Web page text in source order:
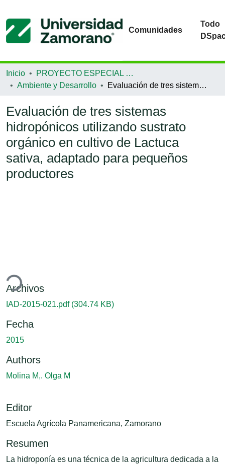
Comunidades
Todo
Inicio
PROYECTO ESPECIAL DE GRADUACIÓN
Ambiente y Desarrollo
Evaluación de tres sistemas hidropónicos utilizando sustrato orgánico en cultivo de Lactuca sativa, adaptado para pequeños productores
Evaluación de tres sistemas
hidropónicos utilizando sustrato
orgánico en cultivo de Lactuca
sativa, adaptado para pequeños
productores
Archivos
IAD-2015-021.pdf (304.74 KB)
Fecha
2015
Authors
Molina M,. Olga M
Editor
Escuela Agrícola Panamericana, Zamorano
Resumen
La hidroponía es una técnica de la agricultura dedicada a la